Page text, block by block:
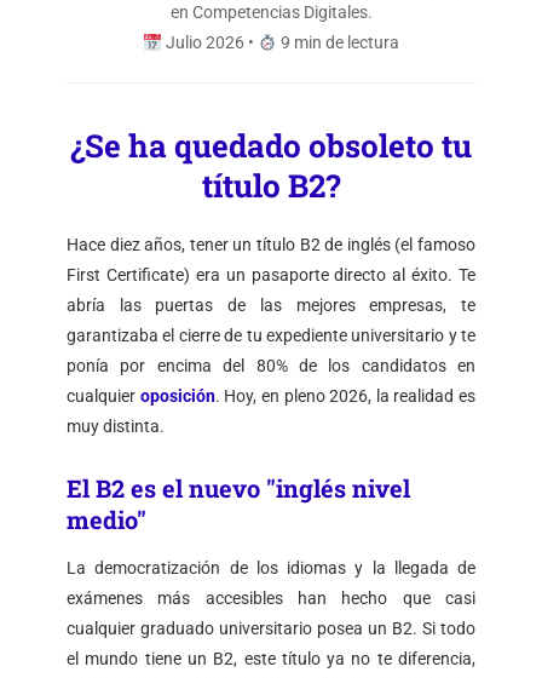
en Competencias Digitales.
Julio 2026 •
9 min de lectura
¿Se ha quedado obsoleto tu
título B2?
Hace diez años, tener un título B2 de inglés (el famoso
First Certificate) era un pasaporte directo al éxito. Te
abría las puertas de las mejores empresas, te
garantizaba el cierre de tu expediente universitario y te
ponía por encima del 80% de los candidatos en
cualquier oposición. Hoy, en pleno 2026, la realidad es
muy distinta.
El B2 es el nuevo "inglés nivel
medio"
La democratización de los idiomas y la llegada de
exámenes más accesibles han hecho que casi
cualquier graduado universitario posea un B2. Si todo
el mundo tiene un B2, este título ya no te diferencia,